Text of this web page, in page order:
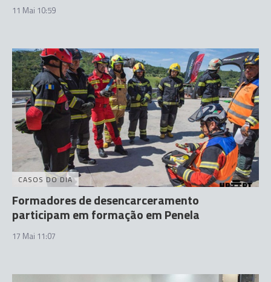
11 Mai 10:59
CASOS DO DIA
Formadores de desencarceramento
participam em formação em Penela
17 Mai 11:07